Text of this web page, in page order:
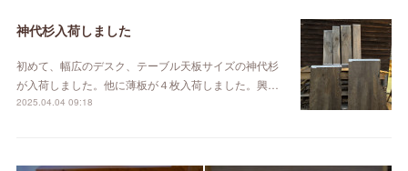
神代杉入荷しました
初めて、幅広のデスク、テーブル天板サイズの神代杉
が入荷しました。他に薄板が４枚入荷しました。興…
2025.04.04 09:18